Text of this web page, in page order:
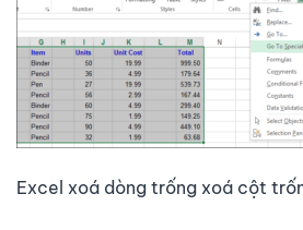
Excel xoá dòng trống xoá cột